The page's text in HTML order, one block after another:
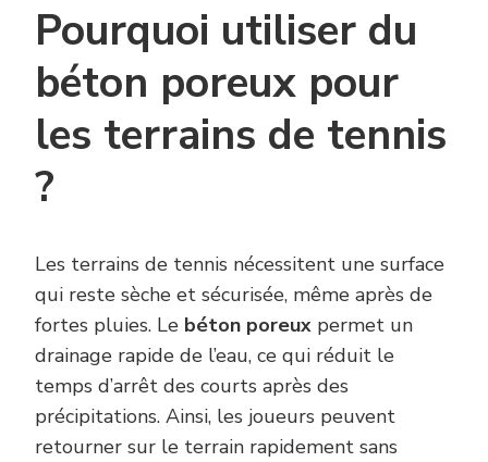
Pourquoi utiliser du
béton poreux pour
les terrains de tennis
?
Les terrains de tennis nécessitent une surface
qui reste sèche et sécurisée, même après de
fortes pluies. Le béton poreux permet un
drainage rapide de l’eau, ce qui réduit le
temps d’arrêt des courts après des
précipitations. Ainsi, les joueurs peuvent
retourner sur le terrain rapidement sans